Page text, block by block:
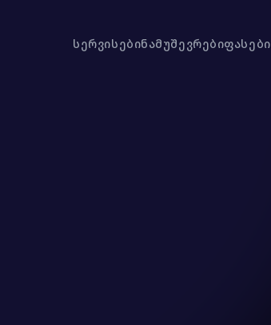
სერვისებინამუშევრებიფასები